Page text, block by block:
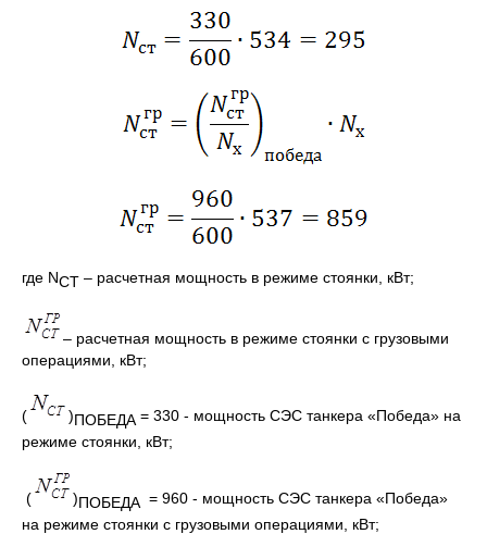
где NСТ – расчетная мощность в режиме стоянки, кВт;
– расчетная мощность в режиме стоянки с грузовыми
операциями, кВт;
( )ПОБЕДА = 330 - мощность СЭС танкера «Победа» на
режиме стоянки, кВт;
( )ПОБЕДА = 960 - мощность СЭС танкера «Победа»
на режиме стоянки с грузовыми операциями, кВт;